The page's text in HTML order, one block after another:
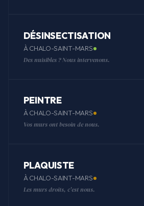
DÉSINSECTISATION
À CHALO-SAINT-MARS
Des nuisibles ? Nous intervenons.
PEINTRE
À CHALO-SAINT-MARS
Vos murs ont besoin de nous.
PLAQUISTE
À CHALO-SAINT-MARS
Les murs droits, c'est nous.